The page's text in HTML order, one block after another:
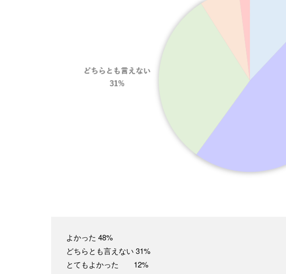
よかった 48%
どちらとも言えない 31%
とてもよかった 12%